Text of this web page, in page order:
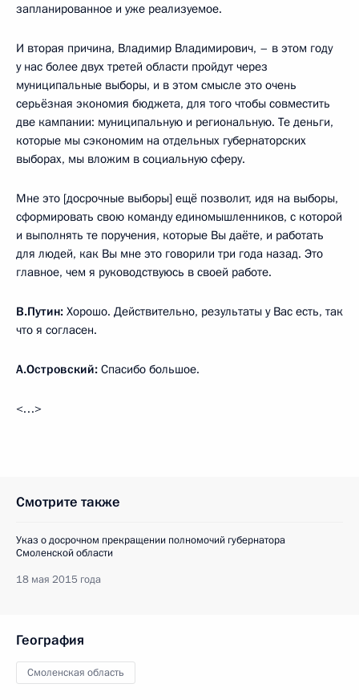
запланированное и уже реализуемое.
И вторая причина, Владимир Владимирович, – в этом году
у нас более двух третей области пройдут через
муниципальные выборы, и в этом смысле это очень
серьёзная экономия бюджета, для того чтобы совместить
две кампании: муниципальную и региональную. Те деньги,
которые мы сэкономим на отдельных губернаторских
выборах, мы вложим в социальную сферу.
Мне это [досрочные выборы] ещё позволит, идя на выборы,
сформировать свою команду единомышленников, с которой
и выполнять те поручения, которые Вы даёте, и работать
для людей, как Вы мне это говорили три года назад. Это
главное, чем я руководствуюсь в своей работе.
В.Путин: Хорошо. Действительно, результаты у Вас есть, так
что я согласен.
А.Островский: Спасибо большое.
<…>
Смотрите также
Указ о досрочном прекращении полномочий губернатора
Смоленской области
18 мая 2015 года
География
Смоленская область